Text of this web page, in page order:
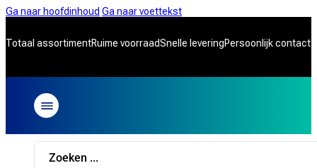
Ga naar hoofdinhoud Ga naar voettekst
Totaal assortimentRuime voorraadSnelle leveringPersoonlijk contact
Search